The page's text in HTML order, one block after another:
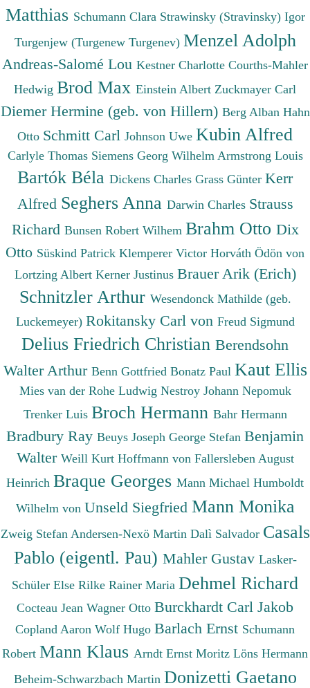
Matthias Schumann Clara Strawinsky (Stravinsky) Igor
Turgenjew (Turgenew Turgenev) Menzel Adolph
Andreas-Salomé Lou Kestner Charlotte Courths-Mahler
Hedwig Brod Max Einstein Albert Zuckmayer Carl
Diemer Hermine (geb. von Hillern) Berg Alban Hahn
Otto Schmitt Carl Johnson Uwe Kubin Alfred
Carlyle Thomas Siemens Georg Wilhelm Armstrong Louis
Bartók Béla Dickens Charles Grass Günter Kerr
Alfred Seghers Anna Darwin Charles Strauss
Richard Bunsen Robert Wilhem Brahm Otto Dix
Otto Süskind Patrick Klemperer Victor Horváth Ödön von
Lortzing Albert Kerner Justinus Brauer Arik (Erich)
Schnitzler Arthur Wesendonck Mathilde (geb.
Luckemeyer) Rokitansky Carl von Freud Sigmund
Delius Friedrich Christian Berendsohn
Walter Arthur Benn Gottfried Bonatz Paul Kaut Ellis
Mies van der Rohe Ludwig Nestroy Johann Nepomuk
Trenker Luis Broch Hermann Bahr Hermann
Bradbury Ray Beuys Joseph George Stefan Benjamin
Walter Weill Kurt Hoffmann von Fallersleben August
Heinrich Braque Georges Mann Michael Humboldt
Wilhelm von Unseld Siegfried Mann Monika
Zweig Stefan Andersen-Nexö Martin Dalì Salvador Casals
Pablo (eigentl. Pau) Mahler Gustav Lasker-
Schüler Else Rilke Rainer Maria Dehmel Richard
Cocteau Jean Wagner Otto Burckhardt Carl Jakob
Copland Aaron Wolf Hugo Barlach Ernst Schumann
Robert Mann Klaus Arndt Ernst Moritz Löns Hermann
Beheim-Schwarzbach Martin Donizetti Gaetano